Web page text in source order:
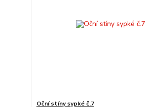
Oční stíny sypké č.7